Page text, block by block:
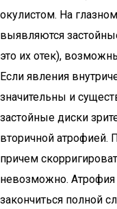
окулистом. На
выявляются
это их отек),
Если явления
значительны и
застойные диски
вторичной атрофией.
причем
невозможно.
закончиться полной